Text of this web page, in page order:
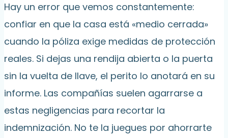
Hay un error que vemos constantemente:
confiar en que la casa está «medio cerrada»
cuando la póliza exige medidas de protección
reales. Si dejas una rendija abierta o la puerta
sin la vuelta de llave, el perito lo anotará en su
informe. Las compañías suelen agarrarse a
estas negligencias para recortar la
indemnización. No te la juegues por ahorrarte